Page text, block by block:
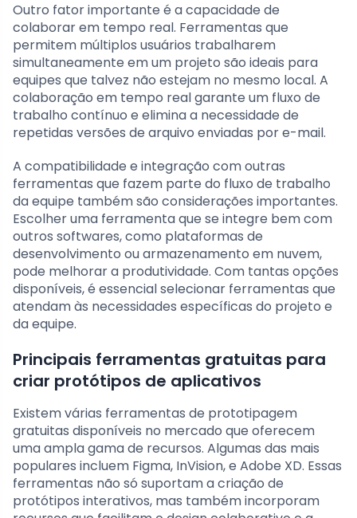
Outro fator importante é a capacidade de
colaborar em tempo real. Ferramentas que
permitem múltiplos usuários trabalharem
simultaneamente em um projeto são ideais para
equipes que talvez não estejam no mesmo local. A
colaboração em tempo real garante um fluxo de
trabalho contínuo e elimina a necessidade de
repetidas versões de arquivo enviadas por e-mail.
A compatibilidade e integração com outras
ferramentas que fazem parte do fluxo de trabalho
da equipe também são considerações importantes.
Escolher uma ferramenta que se integre bem com
outros softwares, como plataformas de
desenvolvimento ou armazenamento em nuvem,
pode melhorar a produtividade. Com tantas opções
disponíveis, é essencial selecionar ferramentas que
atendam às necessidades específicas do projeto e
da equipe.
Principais ferramentas gratuitas para
criar protótipos de aplicativos
Existem várias ferramentas de prototipagem
gratuitas disponíveis no mercado que oferecem
uma ampla gama de recursos. Algumas das mais
populares incluem Figma, InVision, e Adobe XD. Essas
ferramentas não só suportam a criação de
protótipos interativos, mas também incorporam